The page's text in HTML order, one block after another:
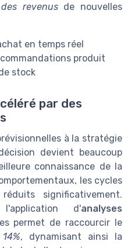
revenusde nouvelles
en temps réel
produit
stock
par des
à la stratégie
devient beaucoup
connaissance de la
les cycles
significativement.
d'analyses
permet de raccourcir le
, dynamisant ainsi la